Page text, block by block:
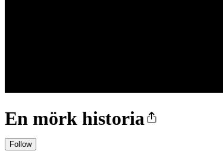
En mörk historia
Follow